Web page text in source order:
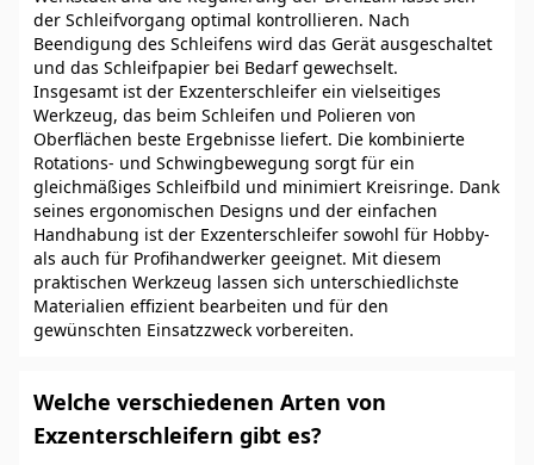
der Schleifvorgang optimal kontrollieren. Nach
Beendigung des Schleifens wird das Gerät ausgeschaltet
und das Schleifpapier bei Bedarf gewechselt.
Insgesamt ist der Exzenterschleifer ein vielseitiges
Werkzeug, das beim Schleifen und Polieren von
Oberflächen beste Ergebnisse liefert. Die kombinierte
Rotations- und Schwingbewegung sorgt für ein
gleichmäßiges Schleifbild und minimiert Kreisringe. Dank
seines ergonomischen Designs und der einfachen
Handhabung ist der Exzenterschleifer sowohl für Hobby-
als auch für Profihandwerker geeignet. Mit diesem
praktischen Werkzeug lassen sich unterschiedlichste
Materialien effizient bearbeiten und für den
gewünschten Einsatzzweck vorbereiten.
Welche verschiedenen Arten von
Exzenterschleifern gibt es?